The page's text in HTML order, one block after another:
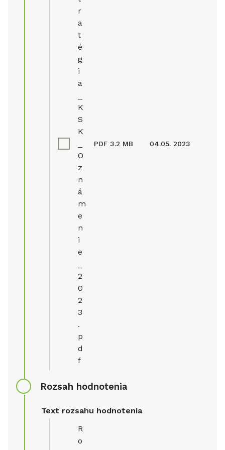
r
a
t
é
g
i
a
K
S
K
O
z
n
á
m
e
n
i
e
2
0
2
3
.
p
d
f
PDF 3.2 MB 04.05. 2023
Rozsah hodnotenia
Text rozsahu hodnotenia
R
o